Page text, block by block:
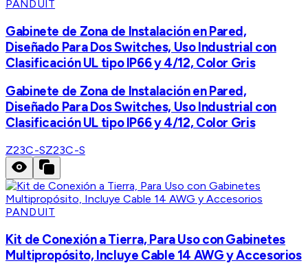
PANDUIT
Gabinete de Zona de Instalación en Pared,
Diseñado Para Dos Switches, Uso Industrial con
Clasificación UL tipo IP66 y 4/12, Color Gris
Gabinete de Zona de Instalación en Pared,
Diseñado Para Dos Switches, Uso Industrial con
Clasificación UL tipo IP66 y 4/12, Color Gris
Z23C-SZ23C-S
PANDUIT
Kit de Conexión a Tierra, Para Uso con Gabinetes
Multipropósito, Incluye Cable 14 AWG y Accesorios